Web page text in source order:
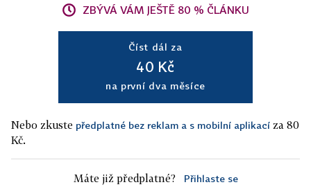
ZBÝVÁ VÁM JEŠTĚ 80 % ČLÁNKU
Číst dál za
40 Kč
na první dva měsíce
Nebo zkuste předplatné bez reklam a s mobilní aplikací za 80
Kč.
Máte již předplatné? Přihlaste se